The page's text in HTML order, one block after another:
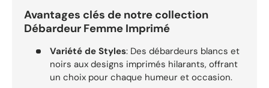
Avantages clés de notre collection
Débardeur Femme Imprimé
Variété de Styles: Des débardeurs blancs et
noirs aux designs imprimés hilarants, offrant
un choix pour chaque humeur et occasion.